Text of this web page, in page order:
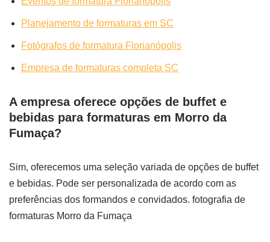
Planejamento de formaturas em SC
Fotógrafos de formatura Florianópolis
Empresa de formaturas completa SC
A empresa oferece opções de buffet e
bebidas para formaturas em Morro da
Fumaça?
Sim, oferecemos uma seleção variada de opções de buffet
e bebidas. Pode ser personalizada de acordo com as
preferências dos formandos e convidados. fotografia de
formaturas Morro da Fumaça